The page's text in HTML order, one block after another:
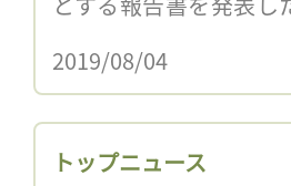
2019/08/04
トップニュース